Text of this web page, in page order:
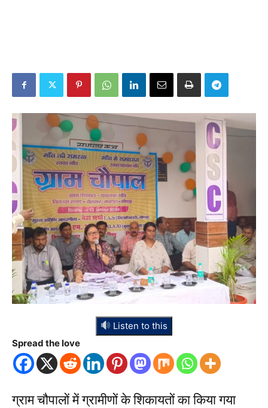
Listen to this
Spread the love
ग्राम चौपालों में ग्रामीणों के शिकायतों का किया गया